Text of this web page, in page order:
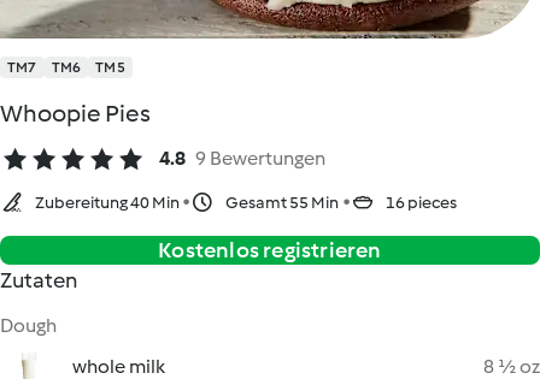
TM7 TM6 TM5
Whoopie Pies
4.8 9 Bewertungen
Zubereitung 40 Min Gesamt 55 Min 16 pieces
Kostenlos registrieren
Zutaten
Dough
whole milk
8 ½ oz